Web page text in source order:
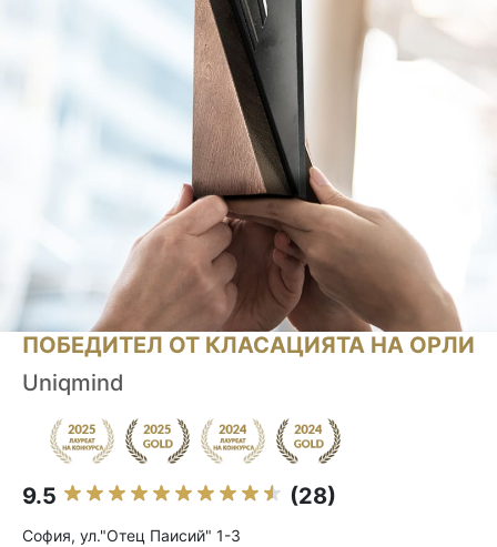
ПОБЕДИТЕЛ ОТ КЛАСАЦИЯТА НА ОРЛИ
Uniqmind
9.5 (28)
София, ул."Отец Паисий" 1-3